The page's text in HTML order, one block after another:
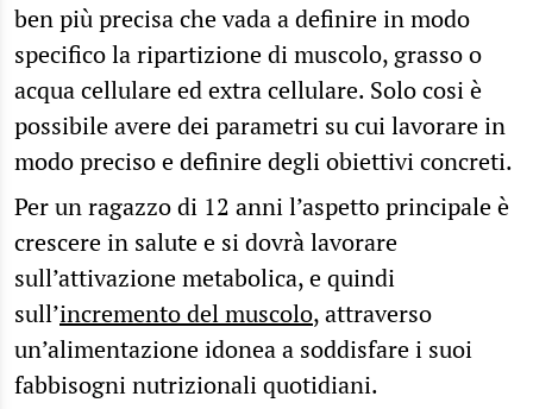
ben più precisa che vada a definire in modo
specifico la ripartizione di muscolo, grasso o
acqua cellulare ed extra cellulare. Solo cosi è
possibile avere dei parametri su cui lavorare in
modo preciso e definire degli obiettivi concreti.
Per un ragazzo di 12 anni l’aspetto principale è
crescere in salute e si dovrà lavorare
sull’attivazione metabolica, e quindi
sull’incremento del muscolo, attraverso
un’alimentazione idonea a soddisfare i suoi
fabbisogni nutrizionali quotidiani.